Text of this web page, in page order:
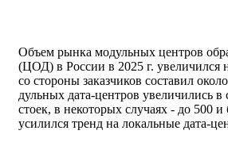
Объ­ем рын­ка мо­дуль­ных цен­тров
(ЦОД) в Рос­сии в 2025 г. уве­личил­ся
со сто­роны за­каз­чи­ков сос­та­вил
дуль­ных да­та-цен­тров уве­личи­лись в
стоек, в не­кото­рых слу­чаях - до 500
уси­лил­ся тренд на ло­каль­ные да­та-